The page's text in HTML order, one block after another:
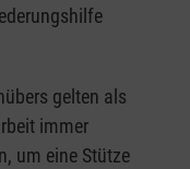
gelten als
immer
um eine Stütze